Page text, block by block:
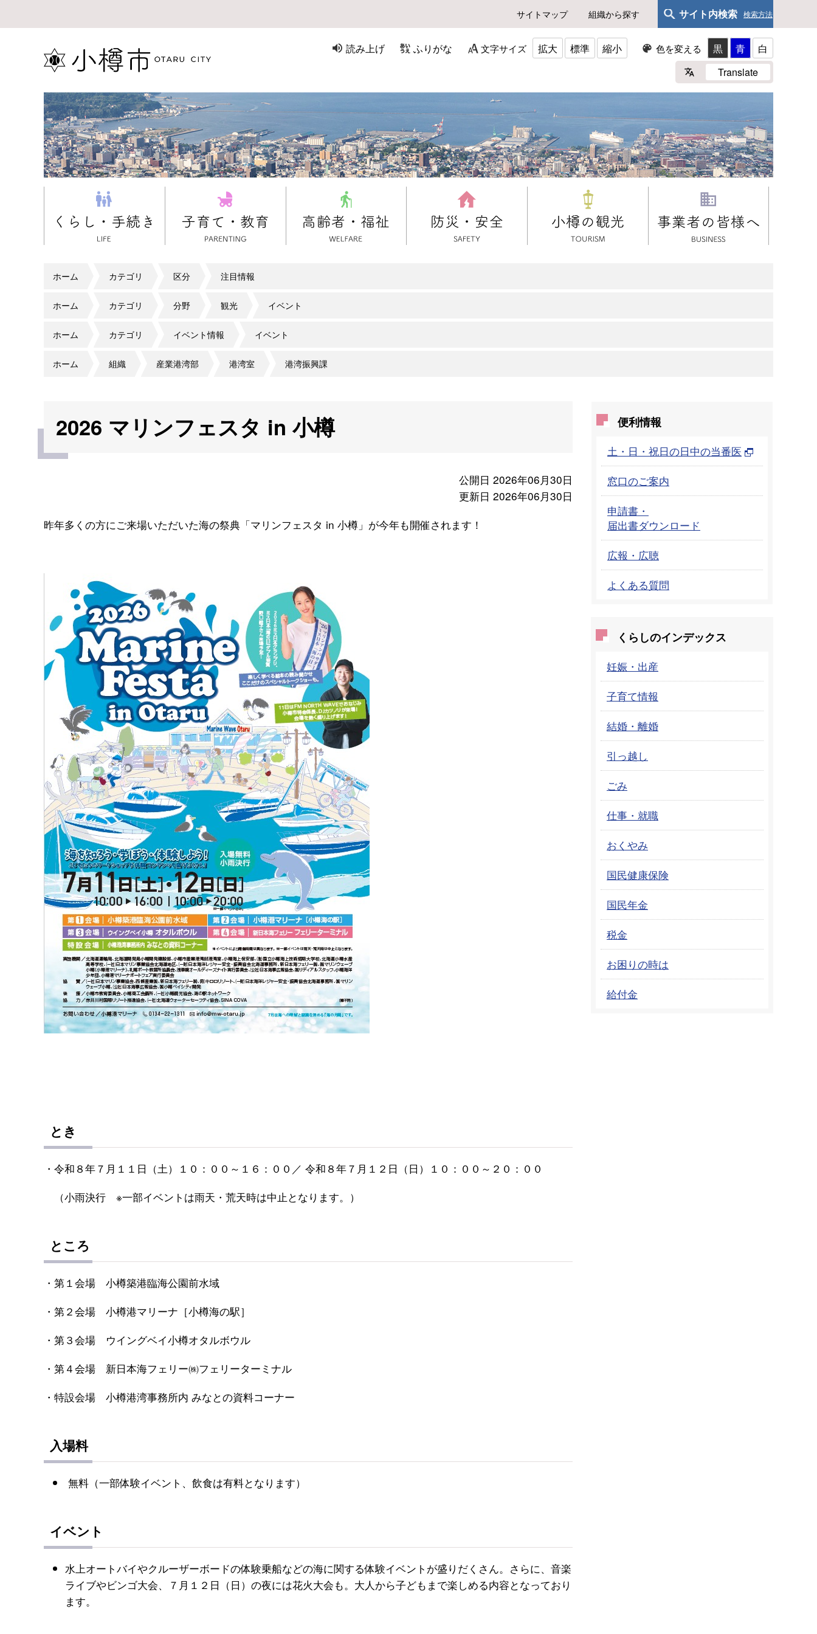
サイトマップ 組織から探す サイト内検索 検索方法
読み上げ ふりがな 文字サイズ 拡大 標準 縮小 色を変える 黒 青
白
Translate
ホーム カテゴリ 区分 注目情報
ホーム カテゴリ 分野 観光 イベント
ホーム カテゴリ イベント情報 イベント
ホーム 組織 産業港湾部 港湾室 港湾振興課
2026 マリンフェスタ in 小樽
公開日 2026年06月30日
更新日 2026年06月30日
昨年多くの方にご来場いただいた海の祭典「マリンフェスタ in 小樽」が今年も開催されます！
とき
・令和８年７月１１日（土）１０：００～１６：００／ 令和８年７月１２日（日）１０：００～２０：００
（小雨決行 ※一部イベントは雨天・荒天時は中止となります。）
ところ
・第１会場 小樽築港臨海公園前水域
・第２会場 小樽港マリーナ［小樽海の駅］
・第３会場 ウイングベイ小樽オタルボウル
・第４会場 新日本海フェリー㈱フェリーターミナル
・特設会場 小樽港湾事務所内 みなとの資料コーナー
入場料
無料（一部体験イベント、飲食は有料となります）
イベント
水上オートバイやクルーザーボードの体験乗船などの海に関する体験イベントが盛りだくさん。さらに、音楽
ライブやビンゴ大会、７月１２日（日）の夜には花火大会も。大人から子どもまで楽しめる内容となっており
ます。
便利情報
土・日・祝日の日中の当番医
窓口のご案内
申請書・
届出書ダウンロード
広報・広聴
よくある質問
くらしのインデックス
妊娠・出産
子育て情報
結婚・離婚
引っ越し
ごみ
仕事・就職
おくやみ
国民健康保険
国民年金
税金
お困りの時は
給付金